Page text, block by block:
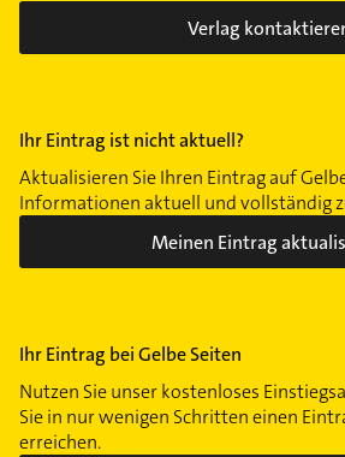
Verlag
Ihr Eintrag ist nicht aktuell?
Aktualisieren Sie Ihren Eintrag auf
Informationen aktuell und vollständig
Meinen Eintrag
Ihr Eintrag bei Gelbe Seiten
Nutzen Sie unser kostenloses
Sie in nur wenigen Schritten einen
erreichen.